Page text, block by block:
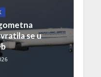
se u